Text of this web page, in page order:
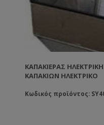
ΚΑΠΑΚΙΈΡΑΣ
ΚΑΠΑΚΙΏΝ ΗΛΕΚΤΡΙΚΌ
Κωδικός προϊόντος: